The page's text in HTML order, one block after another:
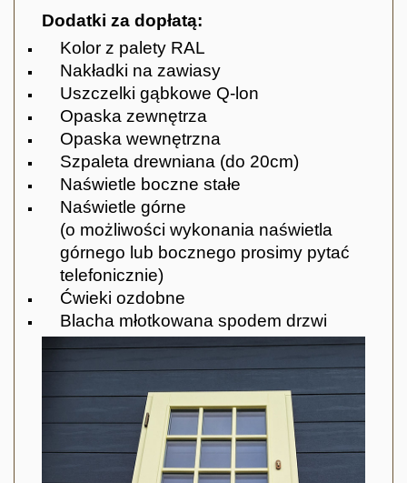
Dodatki za dopłatą:
Kolor z palety RAL
Nakładki na zawiasy
Uszczelki gąbkowe Q-lon
Opaska zewnętrza
Opaska wewnętrzna
Szpaleta drewniana (do 20cm)
Naświetle boczne stałe
Naświetle górne
(o możliwości wykonania naświetla
górnego lub bocznego prosimy pytać
telefonicznie)
Ćwieki ozdobne
Blacha młotkowana spodem drzwi